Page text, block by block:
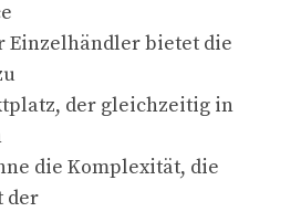
Einzelhändler bietet die
der gleichzeitig in
die Komplexität, die
der